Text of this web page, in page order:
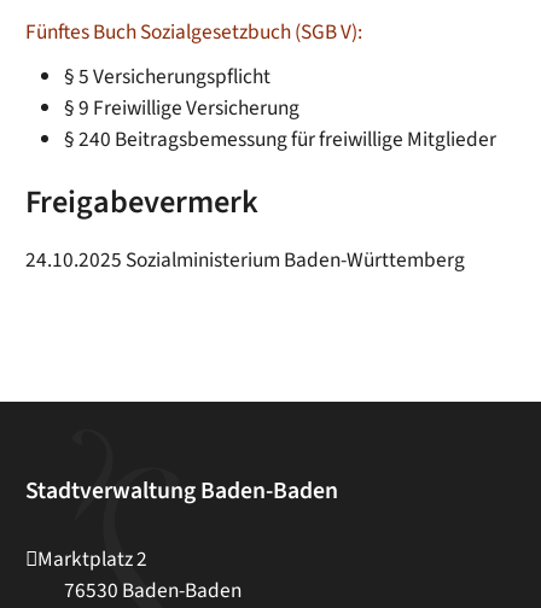
Fünftes Buch Sozialgesetzbuch (SGB V):
§ 5 Versicherungspflicht
§ 9 Freiwillige Versicherung
§ 240 Beitragsbemessung für freiwillige Mitglieder
Freigabevermerk
24.10.2025 Sozialministerium Baden-Württemberg
Stadtverwaltung Baden-Baden
Marktplatz 2
76530 Baden-Baden